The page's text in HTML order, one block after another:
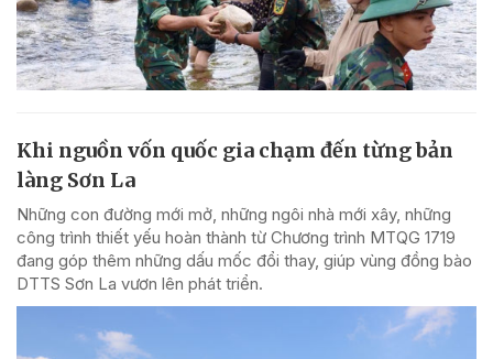
Khi nguồn vốn quốc gia chạm đến từng bản
làng Sơn La
Những con đường mới mở, những ngôi nhà mới xây, những
công trình thiết yếu hoàn thành từ Chương trình MTQG 1719
đang góp thêm những dấu mốc đổi thay, giúp vùng đồng bào
DTTS Sơn La vươn lên phát triển.